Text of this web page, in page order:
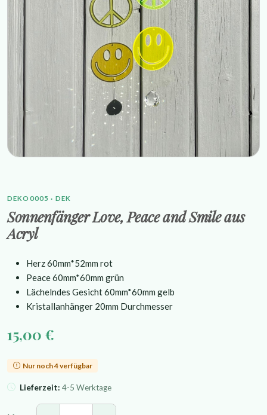
DEKO0005 · DEK
Sonnenfänger Love, Peace and Smile aus
Acryl
Herz 60mm*52mm rot
Peace 60mm*60mm grün
Lächelndes Gesicht 60mm*60mm gelb
Kristallanhänger 20mm Durchmesser
15,00 €
Nur noch 4 verfügbar
Lieferzeit: 4-5 Werktage